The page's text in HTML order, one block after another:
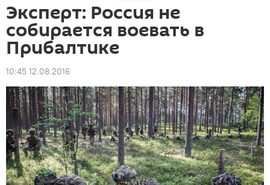
Эксперт: Россия не
собирается воевать в
Прибалтике
10:45 12.08.2016